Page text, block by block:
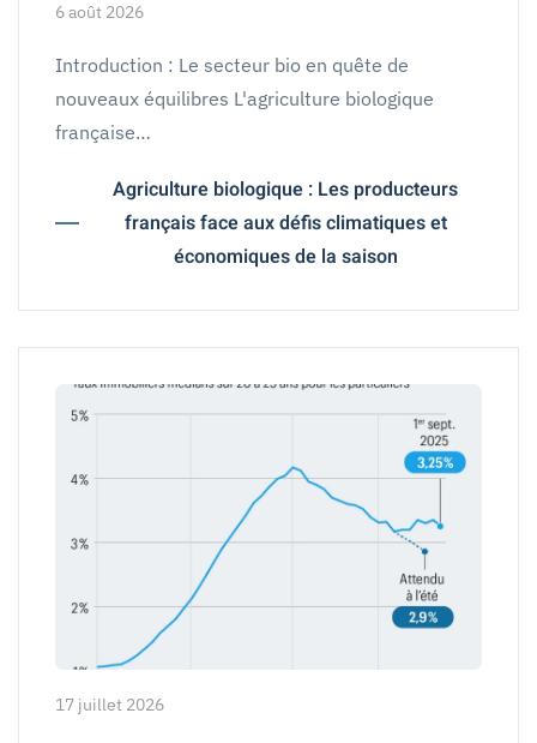
6 août 2026
Introduction : Le secteur bio en quête de
nouveaux équilibres L'agriculture biologique
française…
Agriculture biologique : Les producteurs
français face aux défis climatiques et
économiques de la saison
17 juillet 2026